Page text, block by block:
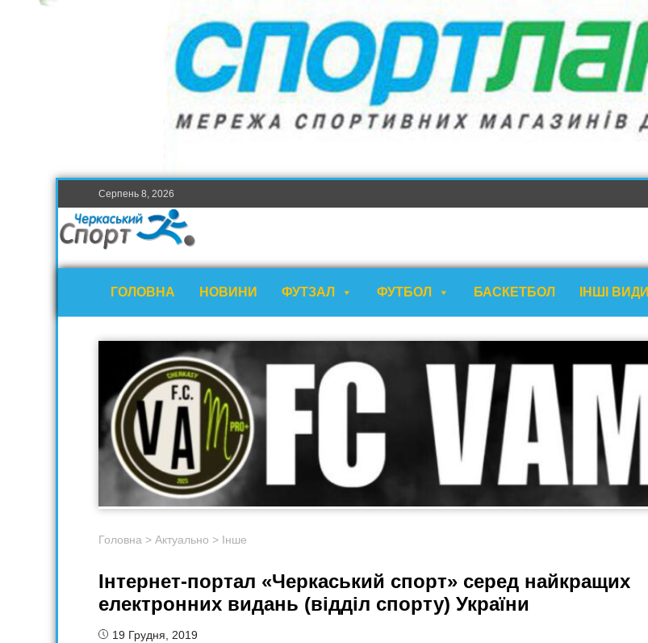
Серпень 8, 2026
ГОЛОВНА НОВИНИ ФУТЗАЛ ФУТБОЛ БАСКЕТБОЛ ІНШІ ВИДИ
Головна > Актуально > Інше
Інтернет-портал «Черкаський спорт» серед найкращих
електронних видань (відділ спорту) України
19 Грудня, 2019